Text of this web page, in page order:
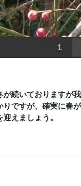
1
続いておりますが
ですが、確実に春
えましょう。